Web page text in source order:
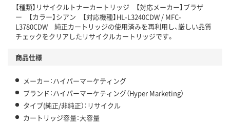
【種類】リサイクルトナーカートリッジ 【対応メーカー】ブラザ
ー 【カラー】シアン 【対応機種】HL-L3240CDW / MFC-
L3780CDW 純正カートリッジの使用済みを再利用し、厳しい品質
チェックをクリアしたリサイクルカートリッジです。
商品仕様
メーカー：ハイパーマーケティング
ブランド：ハイパーマーケティング（Hyper Marketing）
タイプ(純正/非純正）：リサイクル
カートリッジ容量：大容量